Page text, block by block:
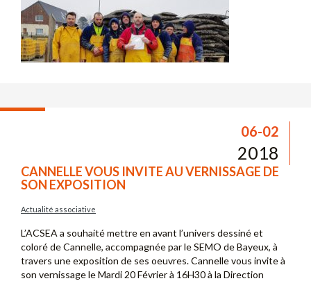
06-02
2018
CANNELLE VOUS INVITE AU VERNISSAGE DE
SON EXPOSITION
Actualité associative
L’ACSEA a souhaité mettre en avant l’univers dessiné et
coloré de Cannelle, accompagnée par le SEMO de Bayeux, à
travers une exposition de ses oeuvres. Cannelle vous invite à
son vernissage le Mardi 20 Février à 16H30 à la Direction